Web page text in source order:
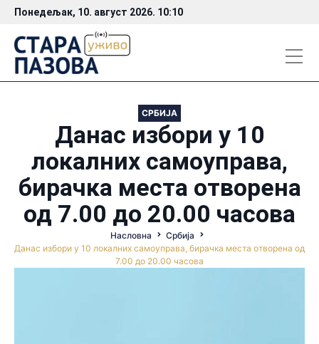
Понедељак, 10. август 2026. 10:10
СРБИЈА
Данас избори у 10
локалних самоуправа,
бирачка места отворена
од 7.00 до 20.00 часова
Насловна
Србија
Данас избори у 10 локалних самоуправа, бирачка места отворена од
7.00 до 20.00 часова